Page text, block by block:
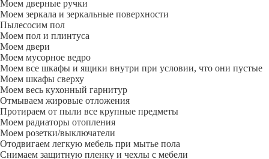
Моем дверные ручки
Моем зеркала и зеркальные поверхности
Пылесосим пол
Моем пол и плинтуса
Моем двери
Моем мусорное ведро
Моем все шкафы и ящики внутри при условии, что они пустые
Моем шкафы сверху
Моем весь кухонный гарнитур
Отмываем жировые отложения
Протираем от пыли все крупные предметы
Моем радиаторы отопления
Моем розетки/выключатели
Отодвигаем легкую мебель при мытье пола
Снимаем защитную пленку и чехлы с мебели